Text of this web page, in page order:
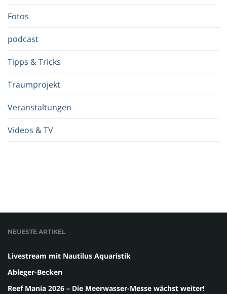
.
.
.
Fotos
podcast
Tipps & Tricks
Traumprojekt
Veranstaltungen
Videos & TV
NEUESTE ARTIKEL
Livestream mit Nautilus Aquaristik
Ableger-Becken
Reef Mania 2026 – Die Meerwasser-Messe wächst weiter!